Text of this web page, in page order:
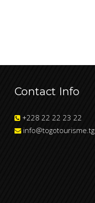
Contact Info
+228 22 22 23 22
info@togotourisme.tg